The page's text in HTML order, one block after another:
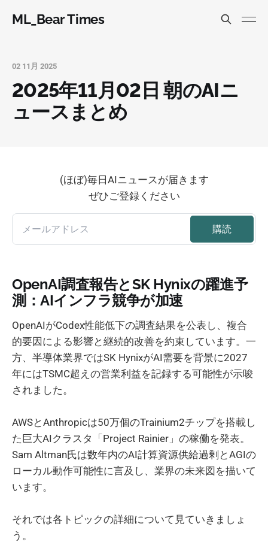
ML_Bear Times
02 11月 2025
2025年11月02日 朝のAIニ
ュースまとめ
(ほぼ)毎日AIニュースが届きます
ぜひご登録ください
OpenAI調査報告とSK Hynixの躍進予
測：AIインフラ競争が加速
OpenAIがCodex性能低下の調査結果を公表し、複合
的要因による影響と継続的改善を約束しています。一
方、半導体業界ではSK HynixがAI需要を背景に2027
年にはTSMC超えの営業利益を記録する可能性が示唆
されました。
AWSとAnthropicは50万個のTrainium2チップを搭載し
た巨大AIクラスタ「Project Rainier」の稼働を発表。
Sam Altman氏は数年内のAI計算資源供給過剰とAGIの
ローカル動作可能性に言及し、業界の未来図を描いて
います。
それでは各トピックの詳細について見ていきましょ
う。